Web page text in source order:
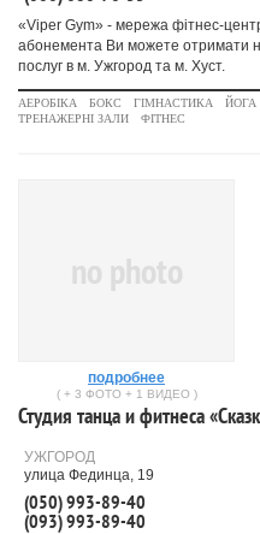
«Viper Gym» - мережа фітнес-
абонемента Ви можете отримати
послуг в м. Ужгород та м. Хуст.
АЕРОБІКА БОКС ГІМНАСТИКА ЙОГА
ТРЕНАЖЕРНІ ЗАЛИ
ФІТНЕС
no photo
подробнее
( + 3 ФОТО + 1 ВИДЕО )
Студия танца и фитнеса
УЖГОРОД
улица Фединца, 19
(050) 993-89-40
(093) 993-89-40